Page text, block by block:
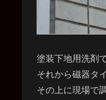
塗装下地用洗剤
それから磁器タ
その上に現場で